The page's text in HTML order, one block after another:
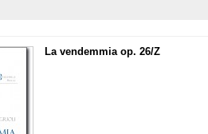
La vendemmia op. 26/Z